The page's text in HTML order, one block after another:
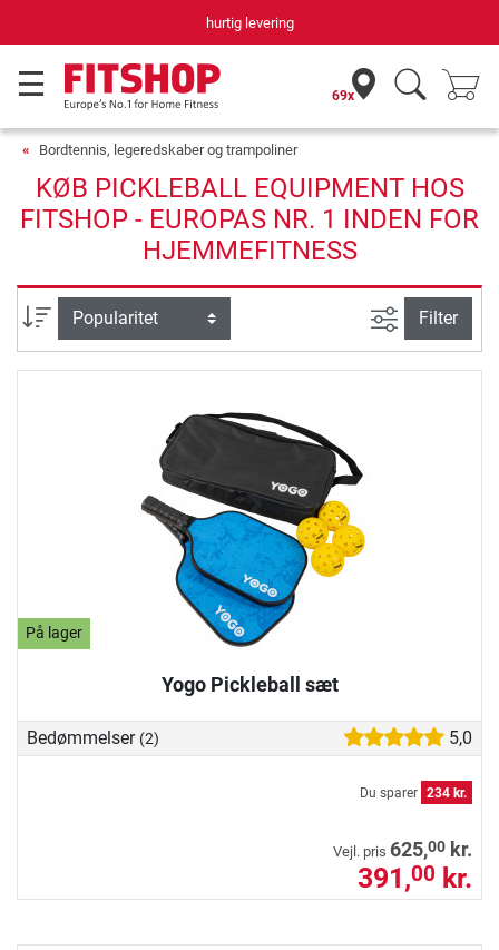
hurtig levering
69x
Bordtennis, legeredskaber og trampoliner
KØB PICKLEBALL EQUIPMENT HOS
FITSHOP - EUROPAS NR. 1 INDEN FOR
HJEMMEFITNESS
sortering Avanceret
Filter
På lager
Yogo Pickleball sæt
Bedømmelser (2) 5,0
Du sparer 234 kr.
Vejl. pris 625,00 kr.
391,00 kr.